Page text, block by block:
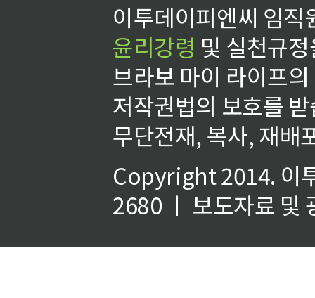
이투데이피엔씨 임
윤리강령 및 실천규
브라보 마이 라이프
저작권법의 보호를
무단전재, 복사, 재배
Copyright 2014. 이
2680 ㅣ 보도자료